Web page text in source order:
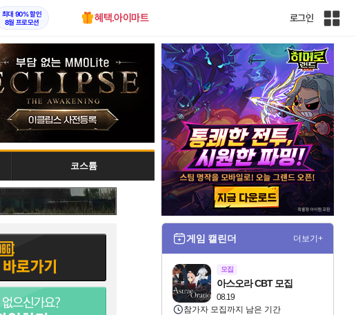
최대 90% 할인
8월 프로모션
혜택.아이마트 로그인
인
전
이
트
맵
코스튬
게임 캘린더 더보기+
모집
08.19
아스오라 CBT 모집
참가자 모집까지 남은 기간